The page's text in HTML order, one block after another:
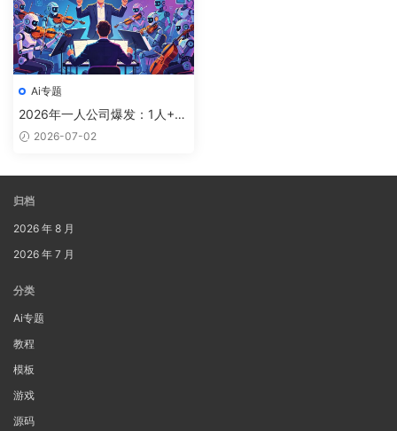
Ai专题
2026年一人公司爆发：1人+AI
=1个团队，普通人也能搞定的
2026-07-02
归档
2026 年 8 月
2026 年 7 月
分类
Ai专题
教程
模板
游戏
源码